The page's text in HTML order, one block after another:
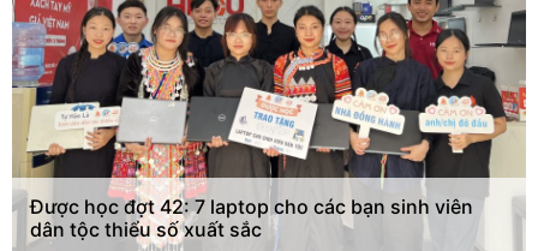
Được học đợt 42: 7 laptop cho các bạn sinh viên
dân tộc thiểu số xuất sắc